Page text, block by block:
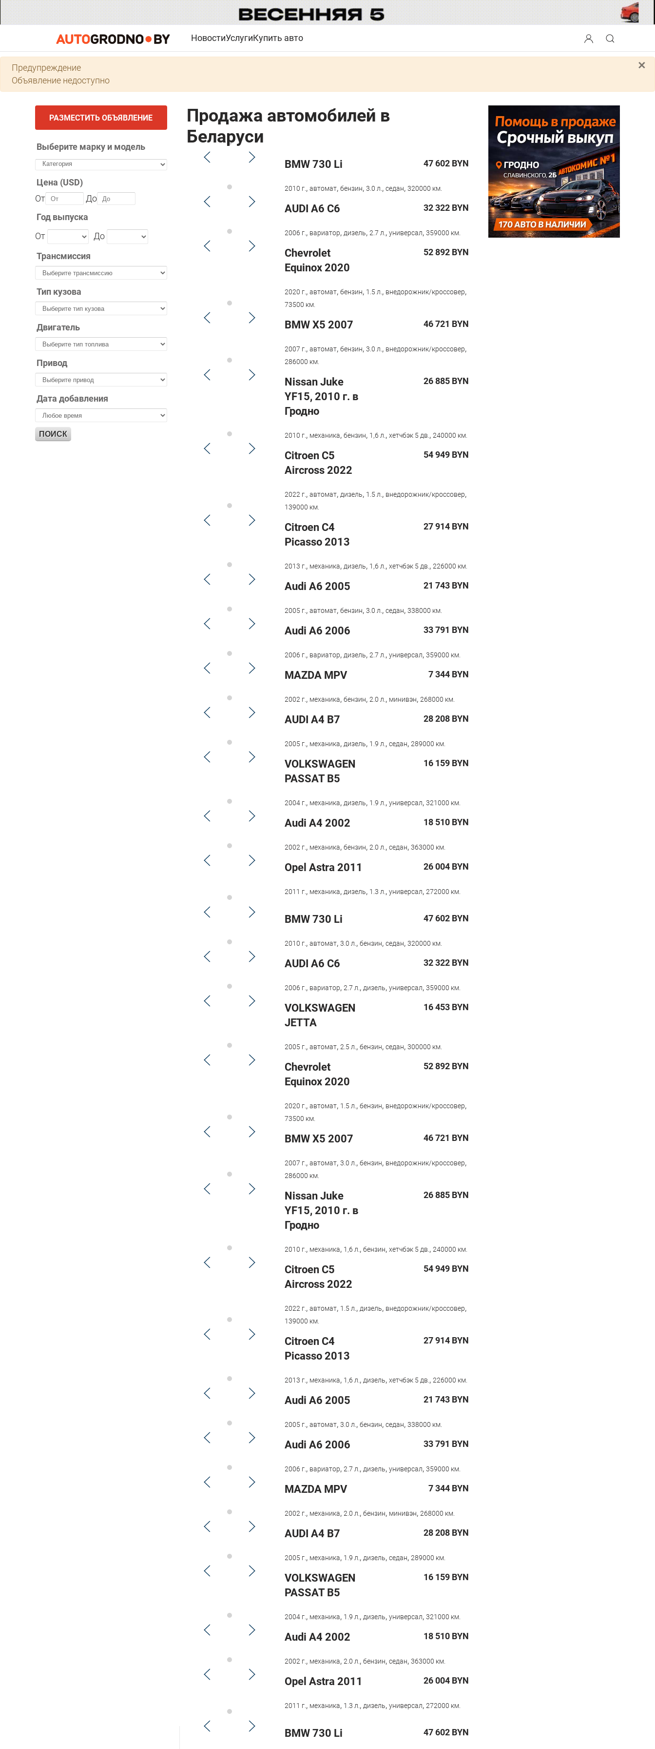
НовостиУслугиКупить авто
×
Предупреждение
Объявление недоступно
РАЗМЕСТИТЬ ОБЪЯВЛЕНИЕ
Выберите марку и модель
Цена (USD)
От
До
Год выпуска
От
До
Трансмиссия
Тип кузова
Двигатель
Привод
Дата добавления
ПОИСК
Продажа автомобилей в
Беларуси
BMW 730 Li 47 602 BYN
2010 г.,автомат,бензин,3.0 л.,седан,320000 км.
AUDI A6 C6 32 322 BYN
2006 г., вариатор,дизель,2.7 л.,универсал,359000 км.
Chevrolet
Equinox 2020
52 892 BYN
2020 г.,автомат,бензин, 1.5 л., внедорожник/кроссовер,
73500 км.
BMW X5 2007 46 721 BYN
2007 г.,автомат,бензин,3.0 л., внедорожник/кроссовер,
286000 км.
Nissan Juke
YF15, 2010 г. в
Гродно
26 885 BYN
2010 г., механика,бензин, 1,6 л.,хетчбэк 5 дв.,240000 км.
Citroen С5
Aircross 2022
54 949 BYN
2022 г.,автомат,дизель, 1.5 л., внедорожник/кроссовер,
139000 км.
Citroen C4
Picasso 2013
27 914 BYN
2013 г., механика,дизель, 1,6 л.,хетчбэк 5 дв.,226000 км.
Audi A6 2005 21 743 BYN
2005 г.,автомат,бензин,3.0 л.,седан,338000 км.
Audi A6 2006 33 791 BYN
2006 г., вариатор,дизель,2.7 л.,универсал,359000 км.
MAZDA MPV 7 344 BYN
2002 г., механика,бензин,2.0 л., минивэн,268000 км.
AUDI A4 B7 28 208 BYN
2005 г., механика,дизель, 1.9 л.,седан,289000 км.
VOLKSWAGEN
PASSAT B5
16 159 BYN
2004 г., механика,дизель, 1.9 л.,универсал,321000 км.
Audi A4 2002 18 510 BYN
2002 г., механика,бензин,2.0 л.,седан,363000 км.
Opel Astra 2011 26 004 BYN
2011 г., механика,дизель, 1.3 л.,универсал,272000 км.
BMW 730 Li 47 602 BYN
2010 г.,автомат,3.0 л.,бензин,седан,320000 км.
AUDI A6 C6 32 322 BYN
2006 г., вариатор,2.7 л.,дизель,универсал,359000 км.
VOLKSWAGEN
JETTA
16 453 BYN
2005 г.,автомат,2.5 л.,бензин,седан,300000 км.
Chevrolet
Equinox 2020
52 892 BYN
2020 г.,автомат, 1.5 л.,бензин, внедорожник/кроссовер,
73500 км.
BMW X5 2007 46 721 BYN
2007 г.,автомат,3.0 л.,бензин, внедорожник/кроссовер,
286000 км.
Nissan Juke
YF15, 2010 г. в
Гродно
26 885 BYN
2010 г., механика, 1,6 л.,бензин,хетчбэк 5 дв.,240000 км.
Citroen С5
Aircross 2022
54 949 BYN
2022 г.,автомат, 1.5 л.,дизель, внедорожник/кроссовер,
139000 км.
Citroen C4
Picasso 2013
27 914 BYN
2013 г., механика, 1,6 л.,дизель,хетчбэк 5 дв.,226000 км.
Audi A6 2005 21 743 BYN
2005 г.,автомат,3.0 л.,бензин,седан,338000 км.
Audi A6 2006 33 791 BYN
2006 г., вариатор,2.7 л.,дизель,универсал,359000 км.
MAZDA MPV 7 344 BYN
2002 г., механика,2.0 л.,бензин, минивэн,268000 км.
AUDI A4 B7 28 208 BYN
2005 г., механика, 1.9 л.,дизель,седан,289000 км.
VOLKSWAGEN
PASSAT B5
16 159 BYN
2004 г., механика, 1.9 л.,дизель,универсал,321000 км.
Audi A4 2002 18 510 BYN
2002 г., механика,2.0 л.,бензин,седан,363000 км.
Opel Astra 2011 26 004 BYN
2011 г., механика, 1.3 л.,дизель,универсал,272000 км.
BMW 730 Li 47 602 BYN